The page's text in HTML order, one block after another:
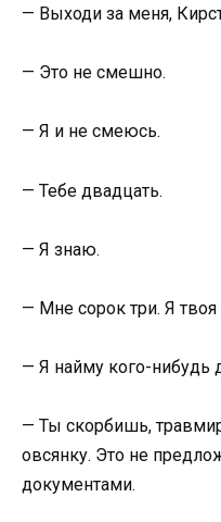
— Выходи за меня,
— Это не смешно.
— Я и не смеюсь.
— Тебе двадцать.
— Я знаю.
— Мне сорок три. Я твоя
— Я найму кого-нибудь
— Ты скорбишь,
овсянку. Это не
документами.